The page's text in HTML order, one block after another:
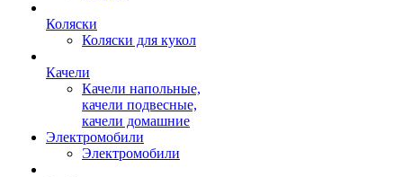
Коляски
Коляски для кукол
Качели
Качели напольные,
качели подвесные,
качели домашние
Электромобили
Электромобили